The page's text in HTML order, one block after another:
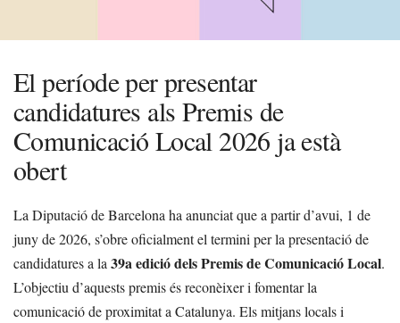
El període per presentar
candidatures als Premis de
Comunicació Local 2026 ja està
obert
La Diputació de Barcelona ha anunciat que a partir d’avui, 1 de
juny de 2026, s’obre oficialment el termini per la presentació de
candidatures a la 39a edició dels Premis de Comunicació Local.
L’objectiu d’aquests premis és reconèixer i fomentar la
comunicació de proximitat a Catalunya. Els mitjans locals i